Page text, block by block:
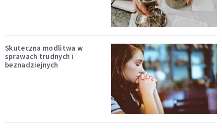
Skuteczna modlitwa w
sprawach trudnych i
beznadziejnych